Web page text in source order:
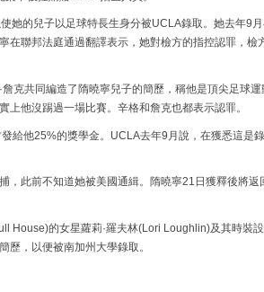
她的兒子以足球特長生身分被UCLA錄取。她去年9
在聯邦法庭通過翻譯表示，她對檢方的指控認罪，檢
克共同編造了隋曉寧兒子的簡歷，稱他是頂尖足球運
上他沒踢過一場比賽。辛格和詹克也都表示認罪。
給他25%的獎學金。UCLA去年9月說，在獲悉這是
，此前不知道她被美國通緝。隋曉寧21日獲釋後將返
House)的女星蘿莉·羅夫林(Lori Loughlin)及其時裝
歷，以便被南加州大學錄取。